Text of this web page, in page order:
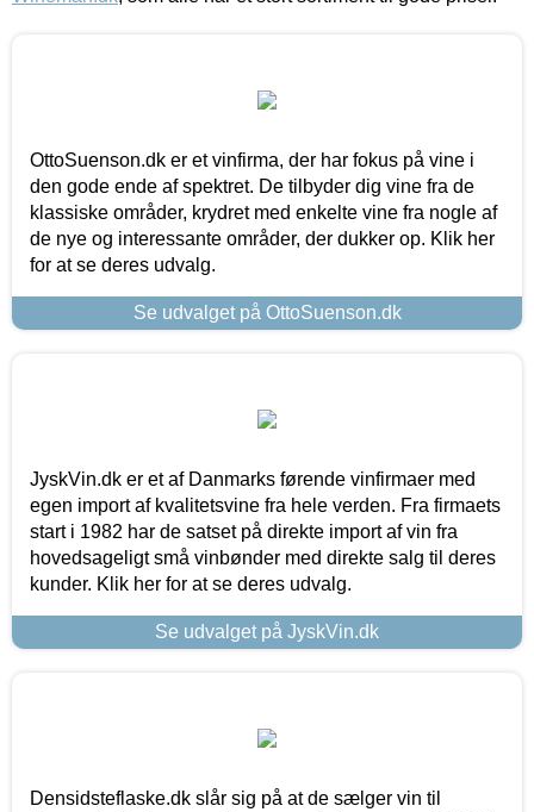
OttoSuenson.dk er et vinfirma, der har fokus på vine i
den gode ende af spektret. De tilbyder dig vine fra de
klassiske områder, krydret med enkelte vine fra nogle af
de nye og interessante områder, der dukker op. Klik her
for at se deres udvalg.
Se udvalget på OttoSuenson.dk
JyskVin.dk er et af Danmarks førende vinfirmaer med
egen import af kvalitetsvine fra hele verden. Fra firmaets
start i 1982 har de satset på direkte import af vin fra
hovedsageligt små vinbønder med direkte salg til deres
kunder. Klik her for at se deres udvalg.
Se udvalget på JyskVin.dk
Densidsteflaske.dk slår sig på at de sælger vin til